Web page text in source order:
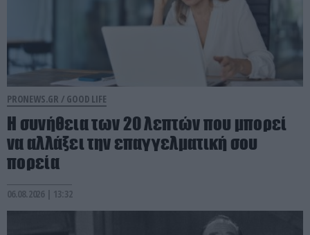
PRONEWS.GR / GOOD LIFE
Η συνήθεια των 20 λεπτών που μπορεί
να αλλάξει την επαγγελματική σου
πορεία
06.08.2026 | 13:32